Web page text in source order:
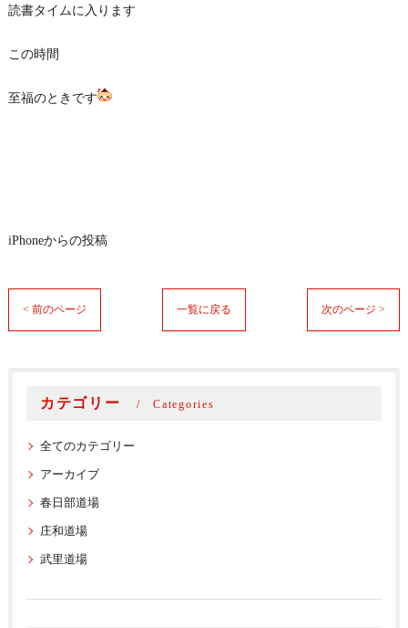
読書タイムに入ります
この時間
至福のときです
iPhoneからの投稿
< 前のページ 一覧に戻る 次のページ >
カテゴリー Categories
全てのカテゴリー
アーカイブ
春日部道場
庄和道場
武里道場